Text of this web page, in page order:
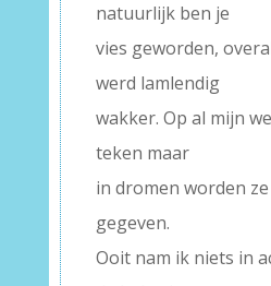
natuurlijk ben je
vies geworden,
werd lamlendig
wakker. Op al mijn
teken maar
in dromen worden
gegeven.
Ooit nam ik niets in